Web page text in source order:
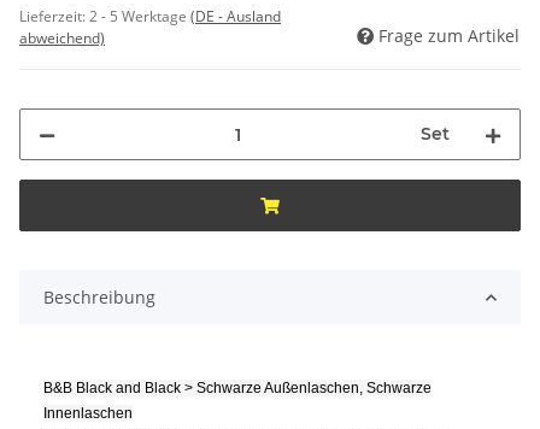
Lieferzeit:2 - 5 Werktage (DE - Ausland
abweichend)
Frage zum Artikel
Set
Beschreibung
B&B Black and Black > Schwarze Außenlaschen, Schwarze
Innenlaschen